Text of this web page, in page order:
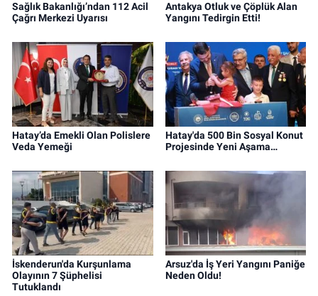
Sağlık Bakanlığı’ndan 112 Acil
Çağrı Merkezi Uyarısı
Antakya Otluk ve Çöplük Alan
Yangını Tedirgin Etti!
Hatay’da Emekli Olan Polislere
Veda Yemeği
Hatay'da 500 Bin Sosyal Konut
Projesinde Yeni Aşama…
İskenderun'da Kurşunlama
Olayının 7 Şüphelisi
Tutuklandı
Arsuz'da İş Yeri Yangını Paniğe
Neden Oldu!